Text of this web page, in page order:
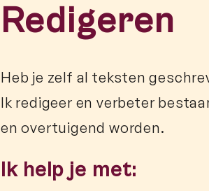
Redigeren
Heb je zelf al teksten
Ik redigeer en verbeter
en overtuigend worden.
Ik help je met: